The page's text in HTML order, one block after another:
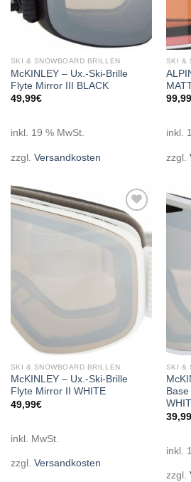
SKI & SNOWBOARD BRILLEN
McKINLEY – Ux.-Ski-Brille
Flyte Mirror III BLACK
49,99€
inkl. 19 % MwSt.
zzgl. Versandkosten
SKI &
99,99
inkl.
zzgl.
Add to
wishlist
SKI & SNOWBOARD BRILLEN
McKINLEY – Ux.-Ski-Brille
Flyte Mirror II WHITE
49,99€
inkl. MwSt.
zzgl. Versandkosten
SKI &
39,99
inkl.
zzgl.